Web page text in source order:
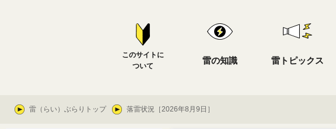
このサイトに
ついて
雷の知識 雷トピックス
雷（らい）ぶらりトップ 落雷状況［2026年8月9日］